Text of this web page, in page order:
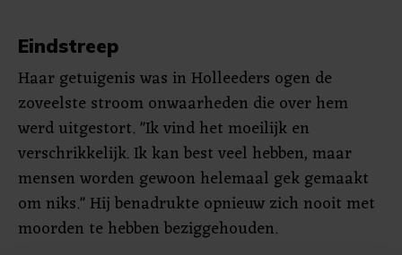
Eindstreep
Haar getuigenis was in Holleeders ogen de
zoveelste stroom onwaarheden die over hem
werd uitgestort. "Ik vind het moeilijk en
verschrikkelijk. Ik kan best veel hebben, maar
mensen worden gewoon helemaal gek gemaakt
om niks." Hij benadrukte opnieuw zich nooit met
moorden te hebben beziggehouden.